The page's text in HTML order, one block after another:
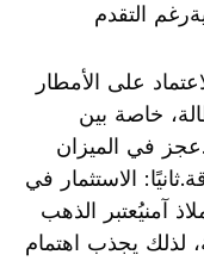
على الأمطار
خاصة بين
في الميزان
الاستثمار في
كملاذ آمنيُعتبر الذهب
لذلك يجذب اهتمام